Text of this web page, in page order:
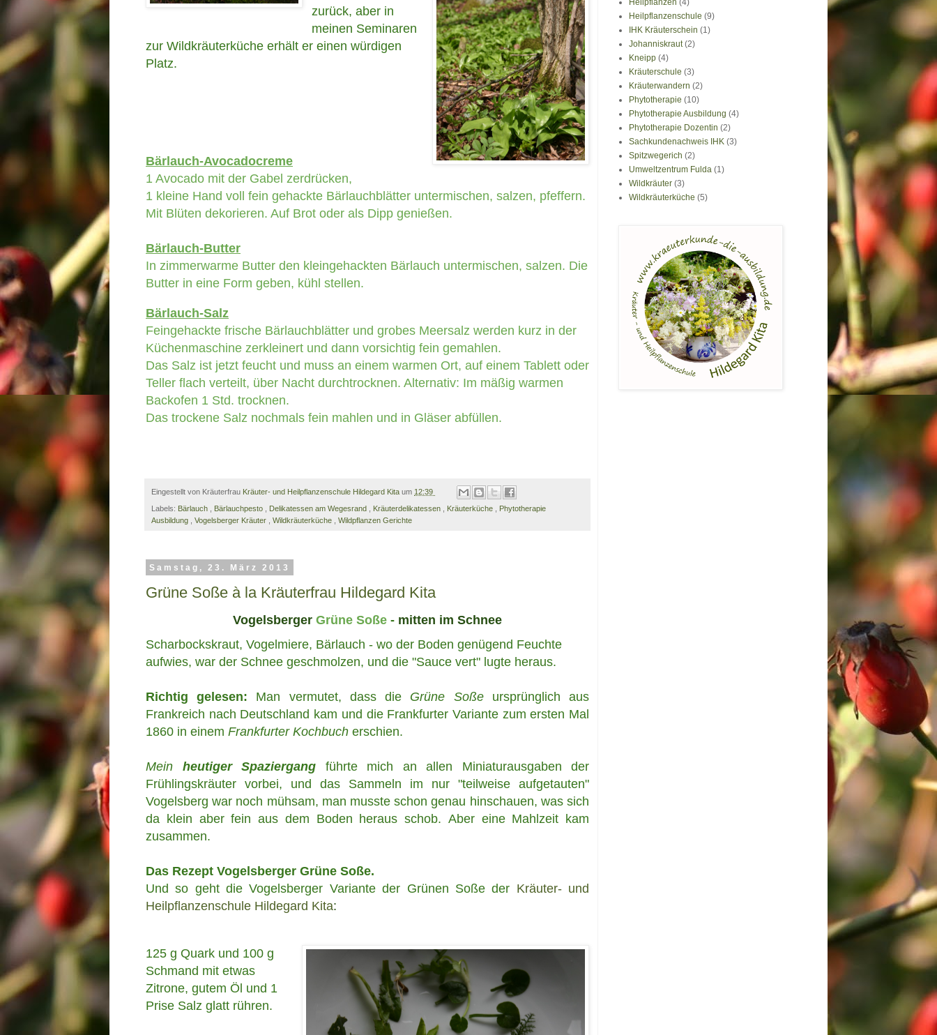
zurück, aber in
meinen Seminaren
zur Wildkräuterküche erhält er einen würdigen
Platz.
Bärlauch-Avocadocreme
1 Avocado mit der Gabel zerdrücken,
1 kleine Hand voll fein gehackte Bärlauchblätter untermischen, salzen, pfeffern.
Mit Blüten dekorieren. Auf Brot oder als Dipp genießen.
Bärlauch-Butter
In zimmerwarme Butter den kleingehackten Bärlauch untermischen, salzen. Die
Butter in eine Form geben, kühl stellen.
Bärlauch-Salz
Feingehackte frische Bärlauchblätter und grobes Meersalz werden kurz in der
Küchenmaschine zerkleinert und dann vorsichtig fein gemahlen.
Das Salz ist jetzt feucht und muss an einem warmen Ort, auf einem Tablett oder
Teller flach verteilt, über Nacht durchtrocknen. Alternativ: Im mäßig warmen
Backofen 1 Std. trocknen.
Das trockene Salz nochmals fein mahlen und in Gläser abfüllen.
Eingestellt von Kräuterfrau Kräuter- und Heilpflanzenschule Hildegard Kita um 12:39
Labels: Bärlauch Bärlauchpesto Delikatessen am Wegesrand Kräuterdelikatessen Kräuterküche
Phytotherapie
Ausbildung
Vogelsberger Kräuter Wildkräuterküche Wildpflanzen Gerichte
Samstag, 23. März 2013
Grüne Soße à la Kräuterfrau Hildegard Kita
Vogelsberger Grüne Soße - mitten im Schnee
Scharbockskraut, Vogelmiere, Bärlauch - wo der Boden genügend Feuchte
aufwies, war der Schnee geschmolzen, und die "Sauce vert" lugte heraus.
Richtig gelesen: Man vermutet, dass die Grüne Soßeursprünglich aus
Frankreich nach Deutschland kam und die Frankfurter Variante zum ersten Mal
1860 in einem Frankfurter Kochbuch erschien.
Mein heutiger Spaziergang führte
mich an allen Miniaturausgaben der
Frühlingskräuter vorbei, und das Sammeln im nur "teilweise aufgetauten"
Vogelsberg war noch mühsam, man musste schon genau hinschauen, was sich
da klein aber fein aus dem Boden heraus schob. Aber eine Mahlzeit kam
zusammen.
Das Rezept Vogelsberger Grüne Soße.
Und so geht die Vogelsberger Variante der Grünen Soße der Kräuter- und
Heilpflanzenschule Hildegard Kita:
125 g Quark und 100 g
Schmand mit etwas
Zitrone, gutem Öl und 1
Prise Salz glatt rühren.
Heilpflanzen (4)
Heilpflanzenschule (9)
IHK Kräuterschein (1)
Johanniskraut (2)
Kneipp (4)
Kräuterschule (3)
Kräuterwandern (2)
Phytotherapie (10)
Phytotherapie Ausbildung (4)
Phytotherapie Dozentin (2)
Sachkundenachweis IHK (3)
Spitzwegerich (2)
Umweltzentrum Fulda (1)
Wildkräuter (3)
Wildkräuterküche (5)